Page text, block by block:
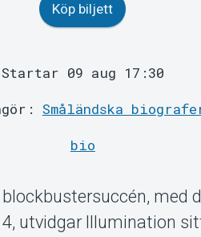
Köp biljett
Startar 09 aug 17:30
Småländska
bio
med
utvidgar Illumination